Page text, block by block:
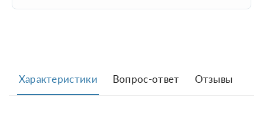
Характеристики Вопрос-ответ Отзывы